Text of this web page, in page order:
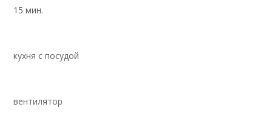
15 мин.
кухня с посудой
вентилятор